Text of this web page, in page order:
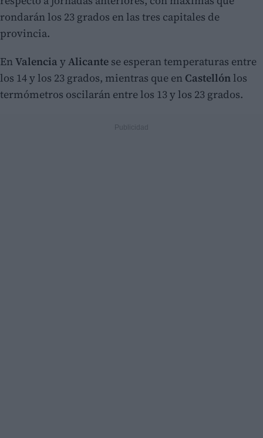
rondarán los 23 grados en las tres capitales de
provincia.
EnValencia yAlicante se esperan temperaturas entre
los 14 y los 23 grados, mientras que en Castellón los
termómetros oscilarán entre los 13 y los 23 grados.